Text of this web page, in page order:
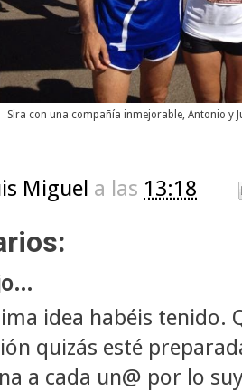
Sira con una compañía inmejorable, Antonio y
Miguel a las 13:18
idea habéis tenido.
quizás esté
a cada un@ por lo